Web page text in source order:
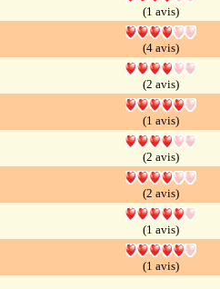
(1 avis)
(4 avis)
(2 avis)
(1 avis)
(2 avis)
(2 avis)
(1 avis)
(1 avis)